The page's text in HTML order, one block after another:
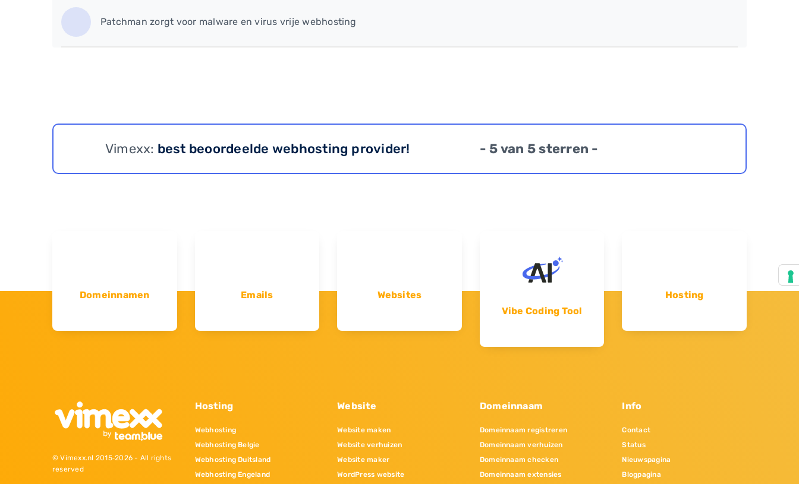
Patchman zorgt voor malware en virus vrije webhosting
Vimexx: best beoordeelde webhosting provider! - 5 van 5 sterren -
Domeinnamen Emails
Websites
Vibe Coding Tool
Hosting
© Vimexx.nl 2015‐2026 - All rights
reserved
Hosting
Webhosting
Webhosting Belgie
Webhosting Duitsland
Webhosting Engeland
Website
Website maken
Website verhuizen
Website maker
WordPress website
Domeinnaam
Domeinnaam registreren
Domeinnaam verhuizen
Domeinnaam checken
Domeinnaam extensies
Info
Contact
Status
Nieuwspagina
Blogpagina